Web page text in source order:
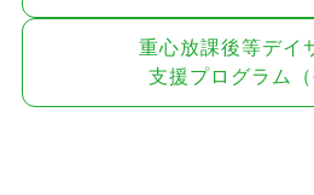
重心放課後等デイ
支援プログラム（